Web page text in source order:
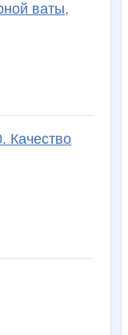
ваты,
Качество